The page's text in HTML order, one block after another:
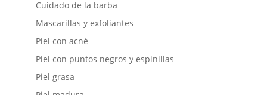
Cuidado de la barba
Mascarillas y exfoliantes
Piel con acné
Piel con puntos negros y espinillas
Piel grasa